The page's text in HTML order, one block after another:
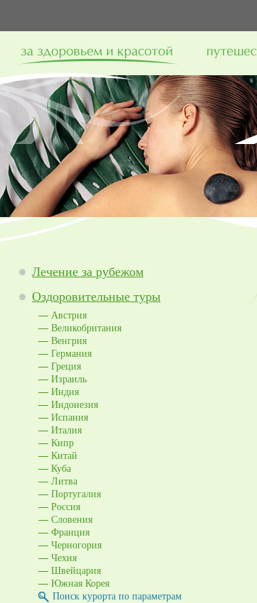
Лечение за рубежом
Оздоровительные туры
Австрия
Великобритания
Венгрия
Германия
Греция
Израиль
Индия
Индонезия
Испания
Италия
Кипр
Китай
Куба
Литва
Португалия
Россия
Словения
Франция
Черногория
Чехия
Швейцария
Южная Корея
Поиск курорта по параметрам